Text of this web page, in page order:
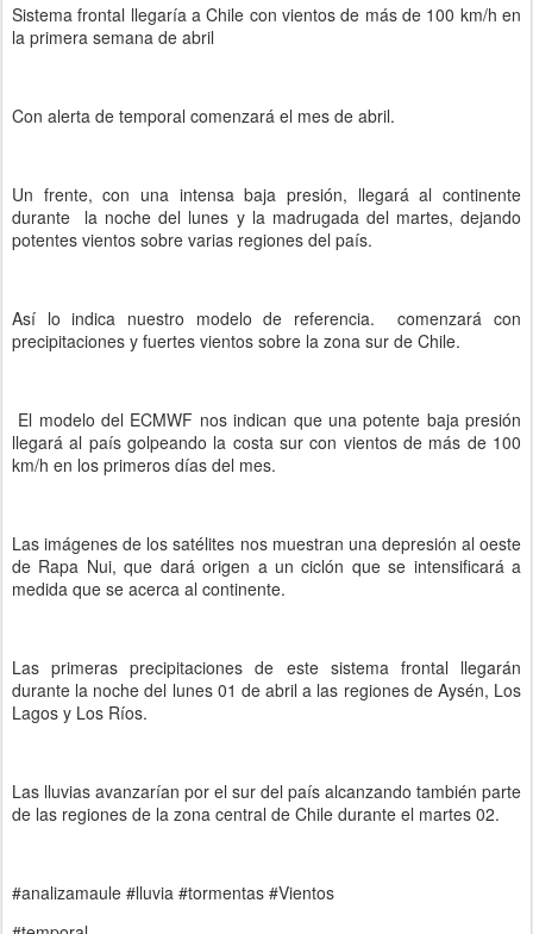
Sistema frontal llegaría a Chile con vientos de más de 100 km/h en
la primera semana de abril
Con alerta de temporal comenzará el mes de abril.
Un frente, con una intensa baja presión, llegará al continente
durante la noche del lunes y la madrugada del martes, dejando
potentes vientos sobre varias regiones del país.
Así lo indica nuestro modelo de referencia. comenzará con
precipitaciones y fuertes vientos sobre la zona sur de Chile.
El modelo del ECMWF nos indican que una potente baja presión
llegará al país golpeando la costa sur con vientos de más de 100
km/h en los primeros días del mes.
Las imágenes de los satélites nos muestran una depresión al oeste
de Rapa Nui, que dará origen a un ciclón que se intensificará a
medida que se acerca al continente.
Las primeras precipitaciones de este sistema frontal llegarán
durante la noche del lunes 01 de abril a las regiones de Aysén, Los
Lagos y Los Ríos.
Las lluvias avanzarían por el sur del país alcanzando también parte
de las regiones de la zona central de Chile durante el martes 02.
#analizamaule #lluvia #tormentas #Vientos